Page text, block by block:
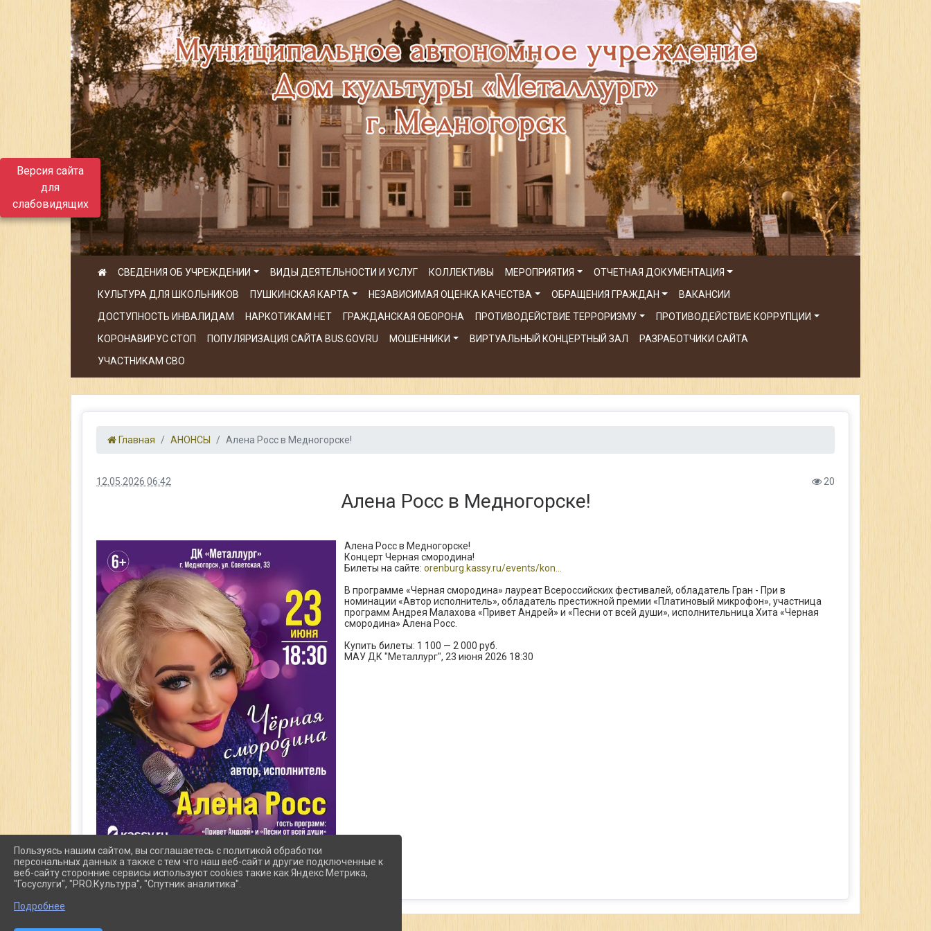
Версия сайта
для
слабовидящих
СВЕДЕНИЯ ОБ УЧРЕЖДЕНИИ ВИДЫ ДЕЯТЕЛЬНОСТИ И УСЛУГ КОЛЛЕКТИВЫ МЕРОПРИЯТИЯ
ОТЧЕТНАЯ ДОКУМЕНТАЦИЯ
КУЛЬТУРА ДЛЯ ШКОЛЬНИКОВ
ПУШКИНСКАЯ КАРТА НЕЗАВИСИМАЯ ОЦЕНКА КАЧЕСТВА ОБРАЩЕНИЯ ГРАЖДАН
ВАКАНСИИ
ДОСТУПНОСТЬ ИНВАЛИДАМ
НАРКОТИКАМ НЕТ ГРАЖДАНСКАЯ ОБОРОНА ПРОТИВОДЕЙСТВИЕ ТЕРРОРИЗМУ
ПРОТИВОДЕЙСТВИЕ КОРРУПЦИИ
КОРОНАВИРУС СТОП
ПОПУЛЯРИЗАЦИЯ САЙТА BUS.GOV.RU МОШЕННИКИ ВИРТУАЛЬНЫЙ КОНЦЕРТНЫЙ ЗАЛ
РАЗРАБОТЧИКИ САЙТА
УЧАСТНИКАМ СВО
Главная АНОНСЫ Алена Росс в Медногорске!
12.05.2026 06:42 20
Алена Росс в Медногорске!
Алена Росс в Медногорске!
Концерт Черная смородина!
Билеты на сайте:orenburg.kassy.ru/events/kon...
В программе «Черная смородина» лауреат Всероссийских фестивалей, обладатель Гран - При в
номинации «Автор исполнитель», обладатель престижной премии «Платиновый микрофон», участница
программ Андрея Малахова «Привет Андрей» и «Песни от всей души», исполнительница Хита «Черная
смородина» Алена Росс.
Купить билеты: 1 100 — 2 000 руб.
МАУ ДК "Металлург", 23 июня 2026 18:30
Пользуясь нашим сайтом, вы соглашаетесь с политикой обработки
персональных данных а также с тем что наш веб-сайт и другие подключенные к
веб-сайту сторонние сервисы используют cookies такие как Яндекс Метрика,
"Госуслуги", "PRO.Культура", "Спутник аналитика".
Подробнее